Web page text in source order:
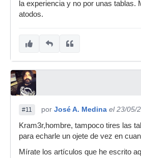
la experiencia y no por unas tablas.
atodos.
#11 por José A. Medina el 23/05/
Kram3r,hombre, tampoco tires las
para echarle un ojete de vez en
Mírate los artículos que he escrito